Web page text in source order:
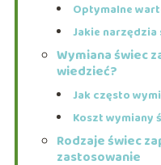
Optymalne
Jakie
Wymiana świec
wiedzieć?
Jak często
Koszt wymiany
Rodzaje świec
zastosowanie